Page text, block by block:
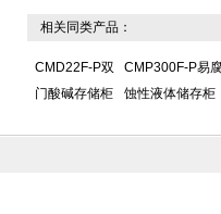
相关同类产品：
CMD22F-P双
门酸碱存储柜
CMP300F-P易
蚀性液体储存柜